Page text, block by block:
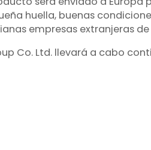
huella, buenas
empresas extranjeras
Co. Ltd. llevará a cabo